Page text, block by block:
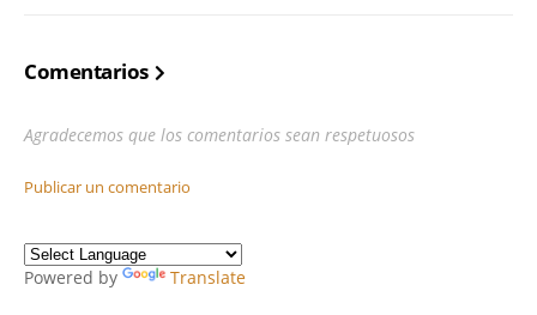
Comentarios
Agradecemos que los comentarios sean respetuosos
Publicar un comentario
Powered by Translate